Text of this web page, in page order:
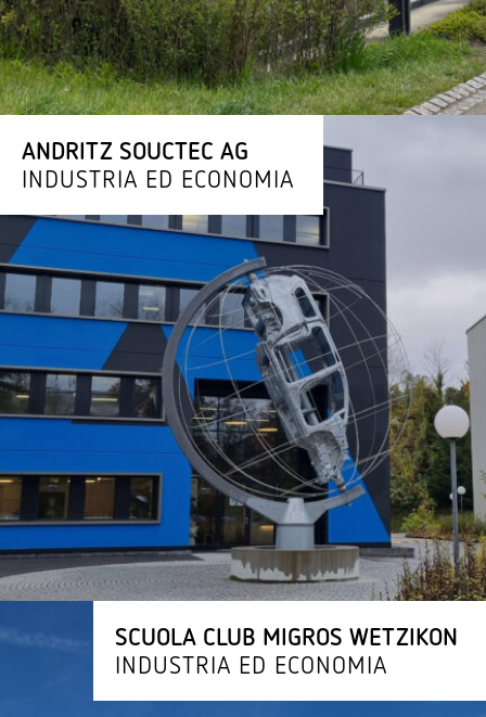
ANDRITZ SOUCTEC AG
INDUSTRIA ED ECONOMIA
SCUOLA CLUB MIGROS WETZIKON
INDUSTRIA ED ECONOMIA